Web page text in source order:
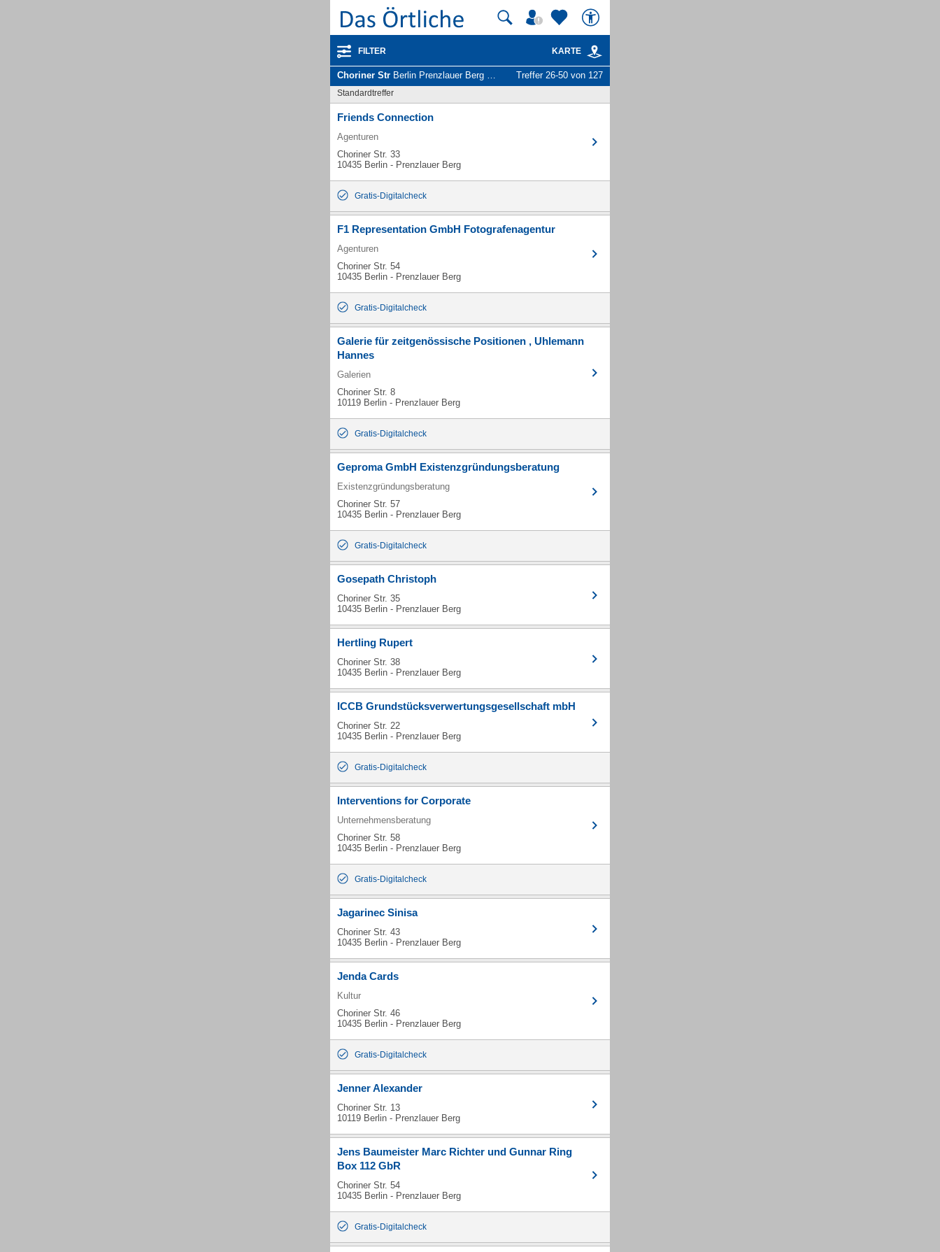
FILTER KARTE
Choriner Str Berlin Prenzlauer Berg - Unternehmen und Personen Treffer 26-50 von 127
Standardtreffer
Friends Connection
Agenturen
Choriner Str. 33
10435 Berlin - Prenzlauer Berg
Gratis-Digitalcheck
F1 Representation GmbH Fotografenagentur
Agenturen
Choriner Str. 54
10435 Berlin - Prenzlauer Berg
Gratis-Digitalcheck
Galerie für zeitgenössische Positionen , Uhlemann
Hannes
Galerien
Choriner Str. 8
10119 Berlin - Prenzlauer Berg
Gratis-Digitalcheck
Geproma GmbH Existenzgründungsberatung
Existenzgründungsberatung
Choriner Str. 57
10435 Berlin - Prenzlauer Berg
Gratis-Digitalcheck
Gosepath Christoph
Choriner Str. 35
10435 Berlin - Prenzlauer Berg
Hertling Rupert
Choriner Str. 38
10435 Berlin - Prenzlauer Berg
ICCB Grundstücksverwertungsgesellschaft mbH
Choriner Str. 22
10435 Berlin - Prenzlauer Berg
Gratis-Digitalcheck
Interventions for Corporate
Unternehmensberatung
Choriner Str. 58
10435 Berlin - Prenzlauer Berg
Gratis-Digitalcheck
Jagarinec Sinisa
Choriner Str. 43
10435 Berlin - Prenzlauer Berg
Jenda Cards
Kultur
Choriner Str. 46
10435 Berlin - Prenzlauer Berg
Gratis-Digitalcheck
Jenner Alexander
Choriner Str. 13
10119 Berlin - Prenzlauer Berg
Jens Baumeister Marc Richter und Gunnar Ring
Box 112 GbR
Choriner Str. 54
10435 Berlin - Prenzlauer Berg
Gratis-Digitalcheck